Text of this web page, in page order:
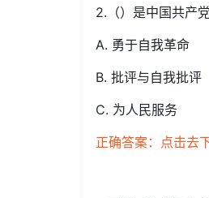
2.（）是中国共产
A. 勇于自我革命
B. 批评与自我批评
C. 为人民服务
正确答案：点击去